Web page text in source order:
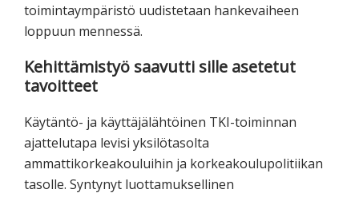
toimintaympäristö uudistetaan hankevaiheen
loppuun mennessä.
Kehittämistyö saavutti sille asetetut
tavoitteet
Käytäntö- ja käyttäjälähtöinen TKI-toiminnan
ajattelutapa levisi yksilötasolta
ammattikorkeakouluihin ja korkeakoulupolitiikan
tasolle. Syntynyt luottamuksellinen